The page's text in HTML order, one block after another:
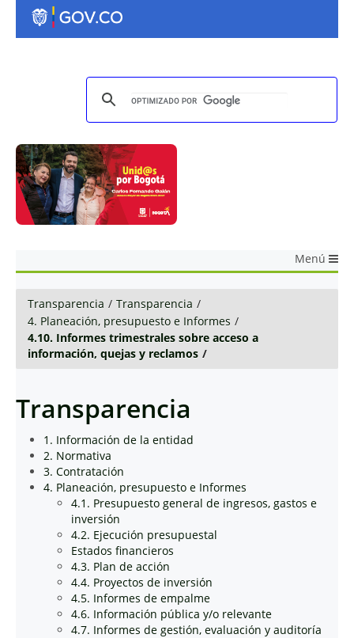
Menú
Transparencia / Transparencia /
4. Planeación, presupuesto e Informes /
4.10. Informes trimestrales sobre acceso a
información, quejas y reclamos /
Transparencia
1. Información de la entidad
2. Normativa
3. Contratación
4. Planeación, presupuesto e Informes
4.1. Presupuesto general de ingresos, gastos e
inversión
4.2. Ejecución presupuestal
Estados financieros
4.3. Plan de acción
4.4. Proyectos de inversión
4.5. Informes de empalme
4.6. Información pública y/o relevante
4.7. Informes de gestión, evaluación y auditoría